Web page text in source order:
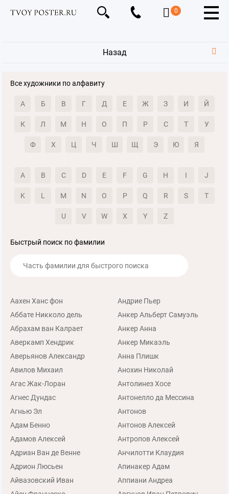
0
Назад
Все художники по алфавиту
А Б В Г Д Е Ж З И Й
К Л М Н О П Р С Т У
Ф Х Ц Ч Ш Щ Э Ю Я
A B C D E F G H I J
K L M N O P Q R S T
U V W X Y Z
Быстрый поиск по фамилии
Аахен Ханс фон
Аббате Никколо дель
Абрахам ван Калрает
Аверкамп Хендрик
Аверьянов Александр
Авилов Михаил
Агас Жак-Лоран
Агнес Дундас
Агнью Эл
Адам Бенно
Адамов Алексей
Адриан Ван де Венне
Адрион Люсьен
Айвазовский Иван
Андрие Пьер
Анкер Альберт Самуэль
Анкер Анна
Анкер Микаэль
Анна Плишк
Анохин Николай
Антолинез Хосе
Антонелло да Мессина
Антонов
Антонов Алексей
Антропов Алексей
Анчилотти Клаудия
Апинакер Адам
Аппиани Андреа